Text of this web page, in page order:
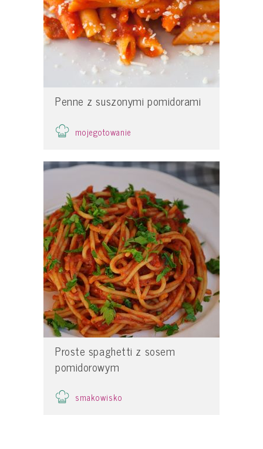
Penne z suszonymi pomidorami
mojegotowanie
Proste spaghetti z sosem
pomidorowym
smakowisko